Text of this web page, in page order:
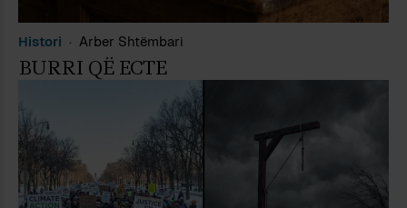
Histori Arber Shtëmbari
BURRI QË ECTE